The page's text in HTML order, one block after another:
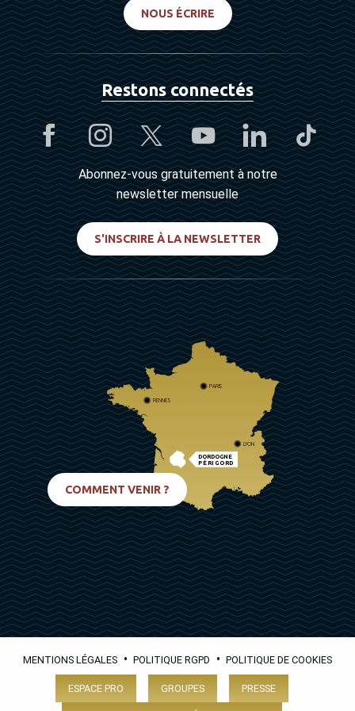
NOUS ÉCRIRE
Restons connectés
Abonnez-vous gratuitement à notre
newsletter mensuelle
S'INSCRIRE À LA NEWSLETTER
DORDOGNE
PÉRIGORD
PARIS
RENNES
LYON
COMMENT VENIR ?
MENTIONS LÉGALES • POLITIQUE RGPD • POLITIQUE DE COOKIES
ESPACE PRO GROUPES PRESSE